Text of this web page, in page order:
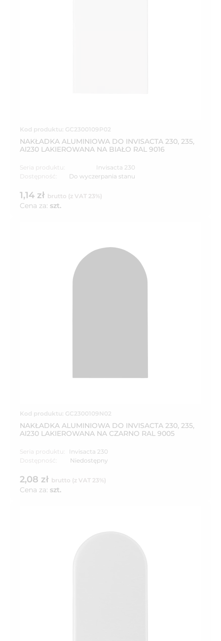
Kod produktu: GC2300109P02
NAKŁADKA ALUMINIOWA DO INVISACTA 230, 235,
AI230 LAKIEROWANA NA BIAŁO RAL 9016
Seria produktu:
Invisacta 230
Dostępność:
Do wyczerpania stanu
1,14 zł brutto (z VAT 23%)
Cena za: szt.
Kod produktu: GC2300109N02
NAKŁADKA ALUMINIOWA DO INVISACTA 230, 235,
AI230 LAKIEROWANA NA CZARNO RAL 9005
Seria produktu:
Invisacta 230
Dostępność:
Niedostępny
2,08 zł brutto (z VAT 23%)
Cena za: szt.